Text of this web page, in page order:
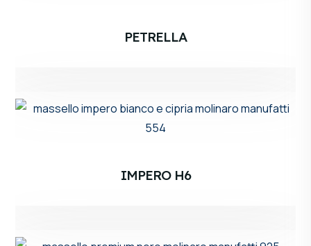
PETRELLA
IMPERO H6